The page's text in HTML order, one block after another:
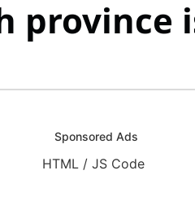
Sponsored Ads
HTML / JS Code